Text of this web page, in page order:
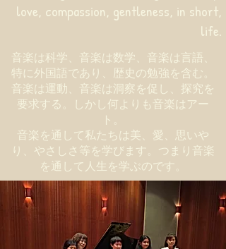
音楽は科学、音楽は数学、音楽は言語、
特に外国語であり、歴史の勉強を含む。
音楽は運動、音楽は洞察を促し、探究を
要求する。しかし何よりも音楽はアー
ト。
音楽を通して私たちは美、愛、思いや
り、やさしさ等を学びます。つまり音楽
を通して人生を学ぶのです。
love, compassion, gentleness, in short,
life.